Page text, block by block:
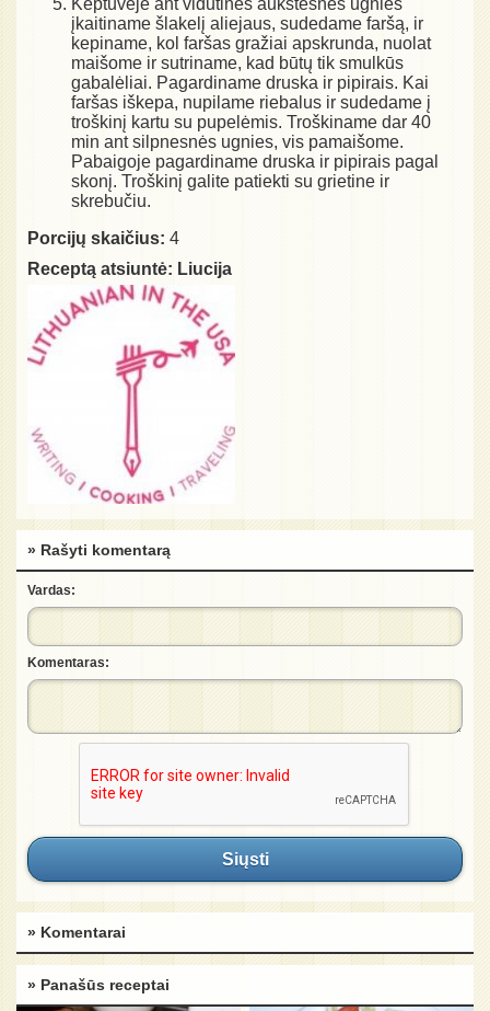
įkaitiname šlakelį aliejaus, sudedame faršą, ir
kepiname, kol faršas gražiai apskrunda, nuolat
maišome ir sutriname, kad būtų tik smulkūs
gabalėliai. Pagardiname druska ir pipirais. Kai
faršas iškepa, nupilame riebalus ir sudedame į
troškinį kartu su pupelėmis. Troškiname dar 40
min ant silpnesnės ugnies, vis pamaišome.
Pabaigoje pagardiname druska ir pipirais pagal
skonį. Troškinį galite patiekti su grietine ir
skrebučiu.
Porcijų skaičius: 4
Receptą atsiuntė: Liucija
» Rašyti komentarą
Vardas:
Komentaras:
Siųsti
» Komentarai
» Panašūs receptai